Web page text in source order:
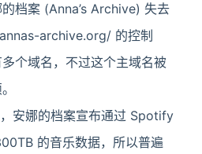
档案 (Anna’s Archive) 失去
archive.org/ 的控制
个域名，不过这个主域名被
安娜的档案宣布通过 Spotify
的音乐数据，所以普遍